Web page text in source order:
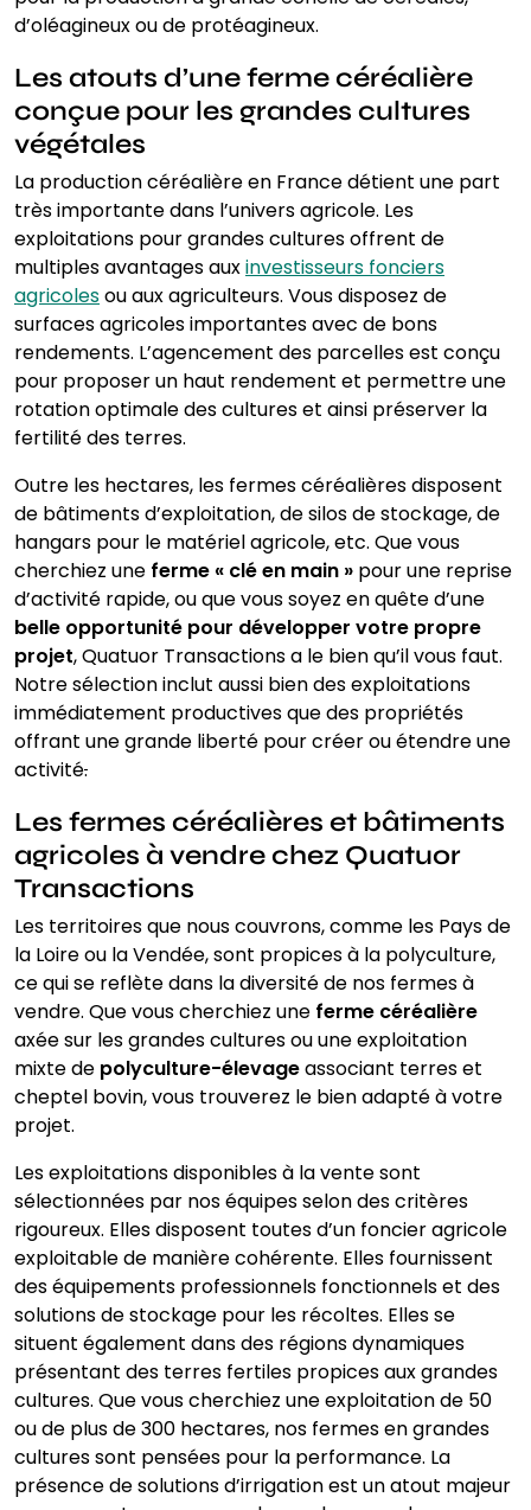
d’oléagineux ou de protéagineux.
Les atouts d’une ferme céréalière
conçue pour les grandes cultures
végétales
La production céréalière en France détient une part
très importante dans l’univers agricole. Les
exploitations pour grandes cultures offrent de
multiples avantages auxinvestisseurs fonciers
agricolesou aux agriculteurs. Vous disposez de
surfaces agricoles importantes avec de bons
rendements. L’agencement des parcelles est conçu
pour proposer un haut rendement et permettre une
rotation optimale des cultures et ainsi préserver la
fertilité des terres.
Outre les hectares, les fermes céréalières disposent
de bâtiments d’exploitation, de silos de stockage, de
hangars pour le matériel agricole, etc. Que vous
cherchiez uneferme « clé en main »pour une reprise
d’activité rapide, ou que vous soyez en quête d’une
belle opportunité pour développer votre propre
projet, Quatuor Transactions a le bien qu’il vous faut.
Notre sélection inclut aussi bien des exploitations
immédiatement productives que des propriétés
offrant une grande liberté pour créer ou étendre une
activité.
Les fermes céréalières et bâtiments
agricoles à vendre chez Quatuor
Transactions
Les territoires que nous couvrons, comme les Pays de
la Loire ou la Vendée, sont propices à la polyculture,
ce qui se reflète dans la diversité de nos fermes à
vendre. Que vous cherchiez uneferme céréalière
axée sur les grandes cultures ou une exploitation
mixte depolyculture-élevageassociant terres et
cheptel bovin, vous trouverez le bien adapté à votre
projet.
Les exploitations disponibles à la vente sont
sélectionnées par nos équipes selon des critères
rigoureux. Elles disposent toutes d’un foncier agricole
exploitable de manière cohérente. Elles fournissent
des équipements professionnels fonctionnels et des
solutions de stockage pour les récoltes. Elles se
situent également dans des régions dynamiques
présentant des terres fertiles propices aux grandes
cultures. Que vous cherchiez une exploitation de 50
ou de plus de 300 hectares, nos fermes en grandes
cultures sont pensées pour la performance. La
présence de solutions d’irrigation est un atout majeur